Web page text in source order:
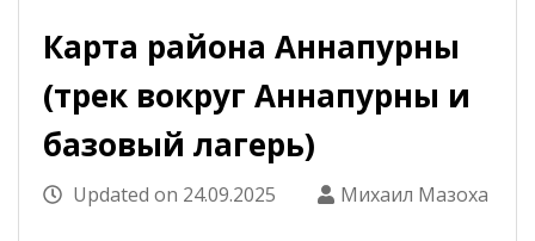
Карта района Аннапурны
(трек вокруг Аннапурны и
базовый лагерь)
Updated on 24.09.2025 Михаил Мазоха